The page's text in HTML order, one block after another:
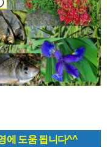
에 도움 됩니다^^